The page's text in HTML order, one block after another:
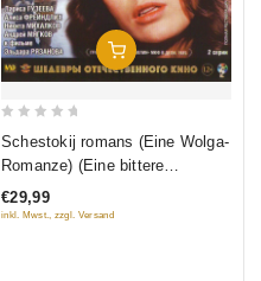
In Den Warenkorb
5
Schestokij romans (Eine Wolga-
Romanze) (Eine bittere
Romanze) (Blu-Ray)
€29,99
inkl. Mwst., zzgl. Versand